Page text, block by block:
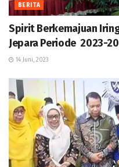
BERITA
Spirit Berkemajuan
Jepara Periode 2023-
14 Juni, 2023